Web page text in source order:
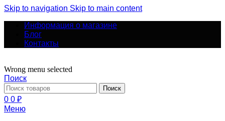
Skip to navigation Skip to main content
Информация о магазине
Блог
Контакты
Wrong menu selected
Поиск
Поиск
0 0 ₽
Меню